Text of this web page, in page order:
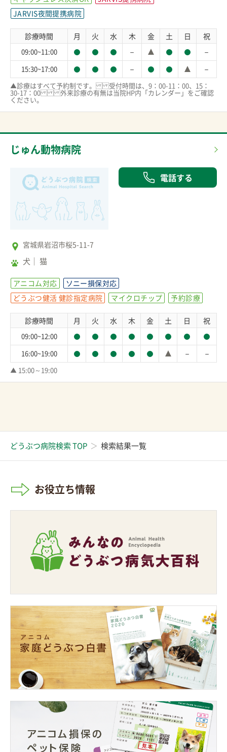
JARVIS夜間提携病院
診療時間 月 火 水 木 金 土 日 祝
09:00~11:00 － －
15:30~17:00 － －
▲診療はすべて予約制です。受付時間は、9：00-11：00、15：
30-17：00外来診療の有無は当院HP内「カレンダー」をご確認
ください。
じゅん動物病院
電話する
宮城県岩沼市桜5-11-7
犬 猫
アニコム対応
ソニー損保対応
どうぶつ健活 健診指定病院
マイクロチップ 予約診療
診療時間 月 火 水 木 金 土 日 祝
09:00~12:00
16:00~19:00
－ －
▲ 15:00～19:00
どうぶつ病院検索 TOP 検索結果一覧
お役立ち情報